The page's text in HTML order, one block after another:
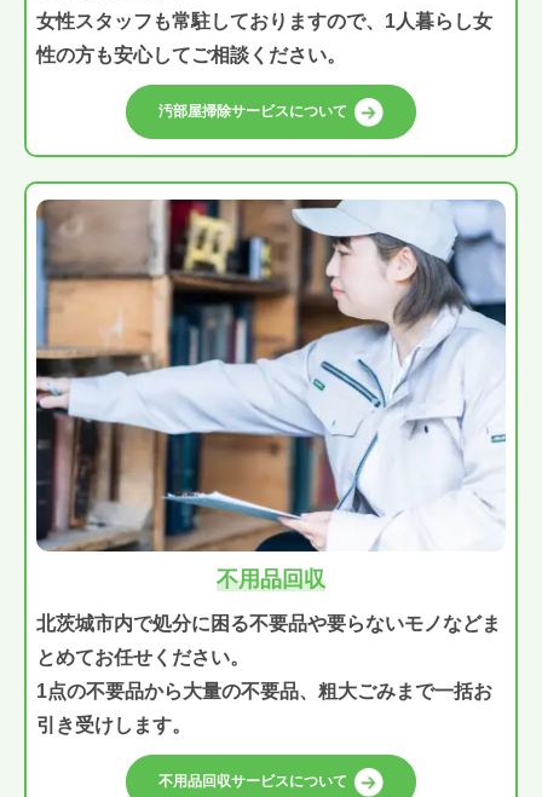
女性スタッフも常駐しておりますので、1人暮らし女
性の方も安心してご相談ください。
汚部屋掃除サービスについて
不用品回収
北茨城市内で処分に困る不要品や要らないモノなどま
とめてお任せください。
1点の不要品から大量の不要品、粗大ごみまで一括お
引き受けします。
不用品回収サービスについて